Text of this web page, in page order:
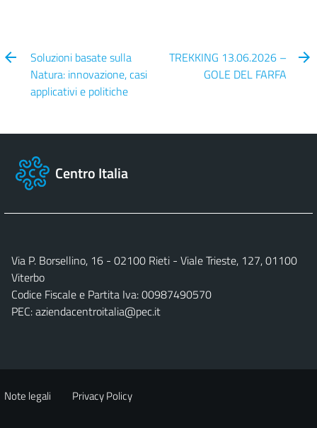
Soluzioni basate sulla
Natura: innovazione, casi
applicativi e politiche
TREKKING 13.06.2026 –
GOLE DEL FARFA
Centro Italia
Via P. Borsellino, 16 - 02100 Rieti - Viale Trieste, 127, 01100
Viterbo
Codice Fiscale e Partita Iva: 00987490570
PEC:aziendacentroitalia@pec.it
Note legali Privacy Policy